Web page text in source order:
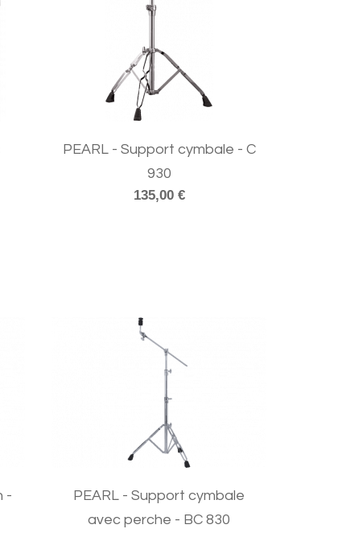
PEARL - Support cymbale - C
930
135,00 €
-
PEARL - Support cymbale
avec perche - BC 830